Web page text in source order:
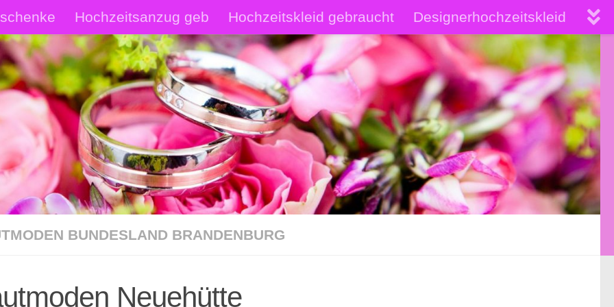
Hochzeitsanzug geb Hochzeitskleid gebraucht Designerhochzeitskleid
Shop Hochzeitsanzüge Shop hochwertige Brautkleider
BUNDESLAND BRANDENBURG
Neuehütte